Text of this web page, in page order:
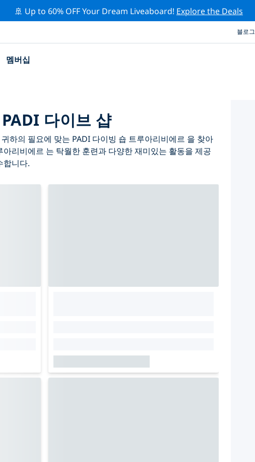
🚢 Up to 60% OFF Your Dream Liveaboard! Explore the Deals
블로그
멤버십
다이브 샵
하의 필요에 맞는 PADI 다이빙 숍 트루아리비에르 을 찾아
리비에르 는 탁월한 훈련과 다양한 재미있는 활동을 제공
합니다.